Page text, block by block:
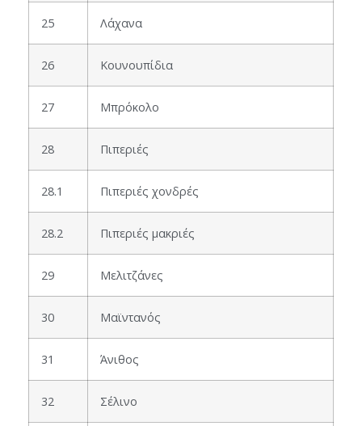
25 Λάχανα
26 Κουνουπίδια
27 Μπρόκολο
28 Πιπεριές
28.1 Πιπεριές χονδρές
28.2 Πιπεριές μακριές
29 Μελιτζάνες
30 Μαϊντανός
31 Άνιθος
32 Σέλινο